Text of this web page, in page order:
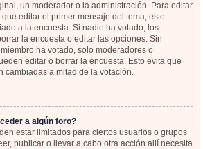
un moderador o la administración. Para editar
editar el primer mensaje del tema; este
a la encuesta. Si nadie ha votado, los
la encuesta o editar las opciones. Sin
ha votado, solo moderadores o
editar o borrar la encuesta. Esto evita que
cambiadas a mitad de la votación.
a algún foro?
estar limitados para ciertos usuarios o grupos
publicar o llevar a cabo otra acción allí necesita